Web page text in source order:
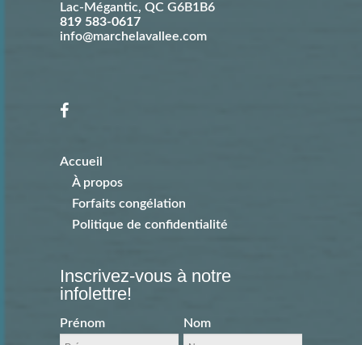
Lac-Mégantic, QC G6B1B6
819 583-0617
info@marchelavallee.com
Accueil
À propos
Forfaits congélation
Politique de confidentialité
Inscrivez-vous à notre
infolettre!
Prénom Nom